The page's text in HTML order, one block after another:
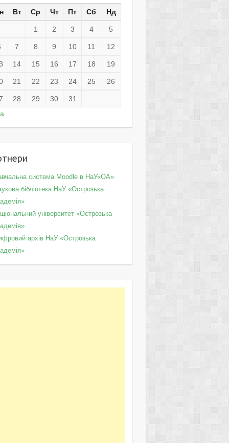
Вт Ср Чт Пт Сб Нд
1 2 3 4 5
7 8 9 10 11 12
14 15 16 17 18 19
21 22 23 24 25 26
28 29 30
31
система Moodle в НаУ«ОА»
бібліотека НаУ «Острозька
університет «Острозька
архів НаУ «Острозька